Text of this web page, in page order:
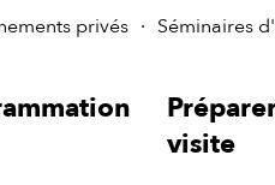
privés Séminaires
visite